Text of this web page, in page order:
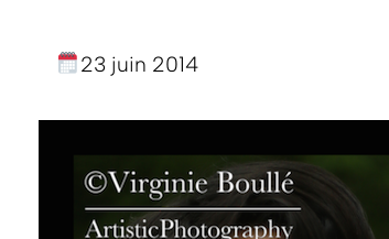
23 juin 2014